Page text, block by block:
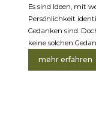
Es sind Ideen, mit
Persönlichkeit
Gedanken sind.
keine solchen
mehr erfahren